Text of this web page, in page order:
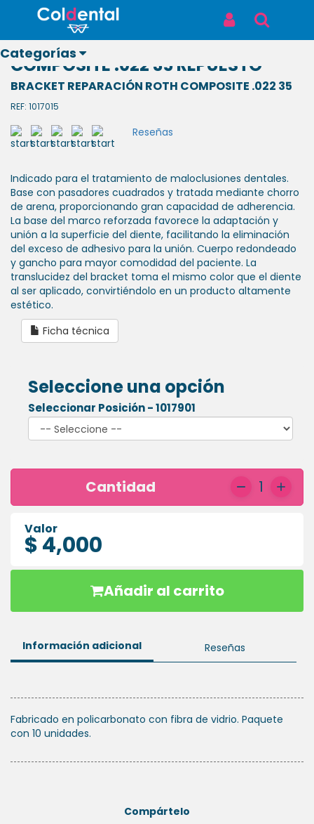
Categorías
Productos
BRACKET REPARACIÓN ROTH COMPOSITE .022 35 REPUESTO
BRACKET REPARACIÓN ROTH
COMPOSITE .022 35 REPUESTO
BRACKET REPARACIÓN ROTH COMPOSITE .022 35
REF: 1017015
Reseñas
Indicado para el tratamiento de maloclusiones dentales.
Base con pasadores cuadrados y tratada mediante chorro
de arena, proporcionando gran capacidad de adherencia.
La base del marco reforzada favorece la adaptación y
unión a la superficie del diente, facilitando la eliminación
del exceso de adhesivo para la unión. Cuerpo redondeado
y gancho para mayor comodidad del paciente. La
translucidez del bracket toma el mismo color que el diente
al ser aplicado, convirtiéndolo en un producto altamente
estético.
Ficha técnica
Seleccione una opción
Seleccionar Posición - 1017901
Cantidad 1
Valor
$ 4,000
Añadir al carrito
Información adicional Reseñas
Fabricado en policarbonato con fibra de vidrio. Paquete
con 10 unidades.
Compártelo
Ver todos
ODONTOLÓGICOS
LABORATORIO
BIOSEGURIDAD
HIGIENE
ORAL
PLACAS
ESSIX